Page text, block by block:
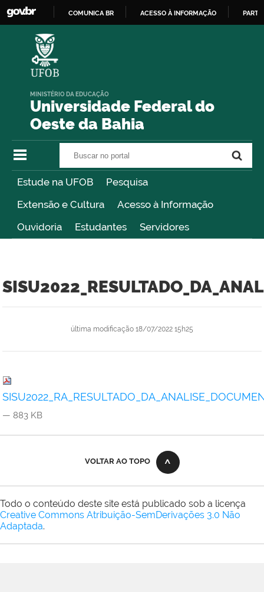
COMUNICA BR ACESSO À INFORMAÇÃO
Universidade Federal do
Oeste da Bahia
MINISTÉRIO DA EDUCAÇÃO
Estude na UFOB
Pesquisa
Extensão e Cultura
Acesso à Informação
Ouvidoria
Estudantes Servidores
última modificação 18/07/2022 15h25
— 883 KB
VOLTAR AO TOPO
Todo o conteúdo deste site está publicado sob a licença
Creative Commons Atribuição-SemDerivações 3.0 Não
Adaptada.